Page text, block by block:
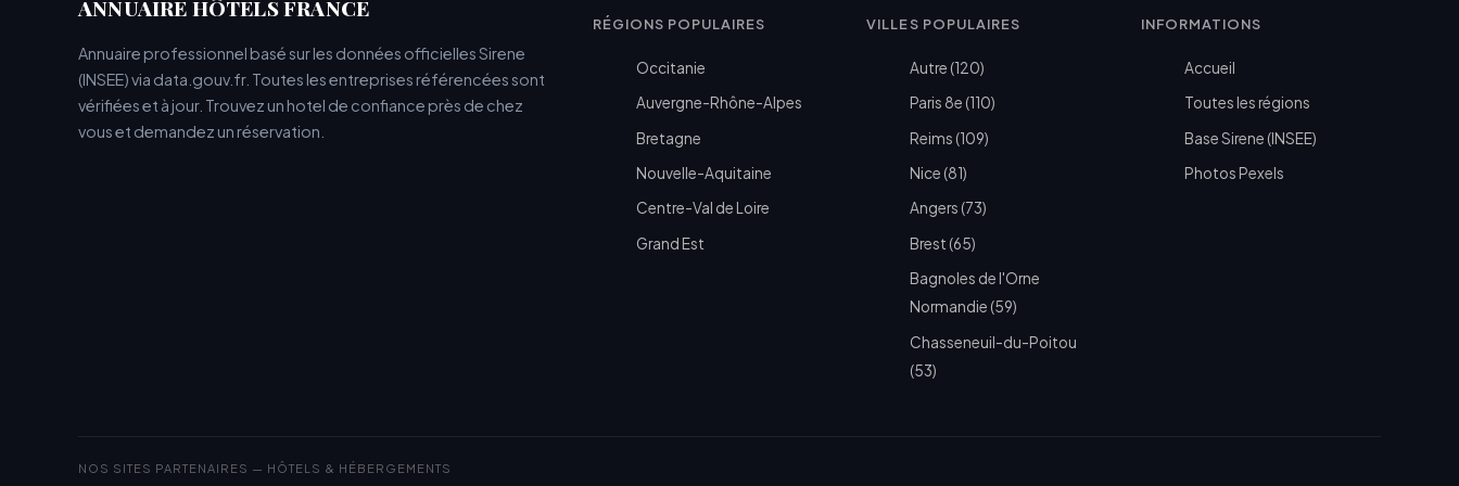
ANNUAIRE HÔTELS FRANCE
Annuaire professionnel basé sur les données officielles Sirene
(INSEE) via data.gouv.fr. Toutes les entreprises référencées sont
vérifiées et à jour. Trouvez un hotel de confiance près de chez
vous et demandez un réservation.
RÉGIONS POPULAIRES
Occitanie
Auvergne-Rhône-Alpes
Bretagne
Nouvelle-Aquitaine
Centre-Val de Loire
Grand Est
VILLES POPULAIRES
Autre (120)
Paris 8e (110)
Reims (109)
Nice (81)
Angers (73)
Brest (65)
Bagnoles de l'Orne
Normandie (59)
Chasseneuil-du-Poitou
(53)
INFORMATIONS
Accueil
Toutes les régions
Base Sirene (INSEE)
Photos Pexels
NOS SITES PARTENAIRES — HÔTELS & HÉBERGEMENTS